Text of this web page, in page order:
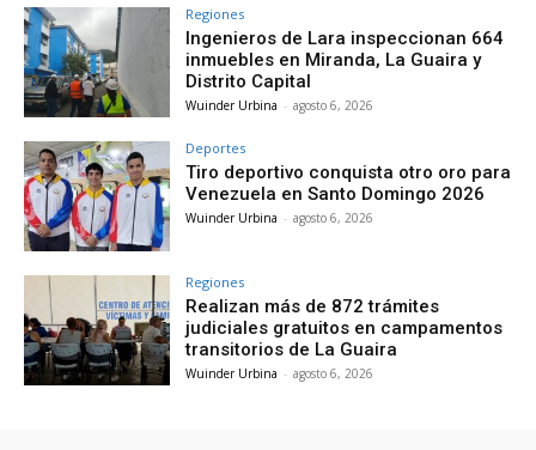
Regiones
Ingenieros de Lara inspeccionan 664
inmuebles en Miranda, La Guaira y
Distrito Capital
Wuinder Urbina - agosto 6, 2026
Deportes
Tiro deportivo conquista otro oro para
Venezuela en Santo Domingo 2026
Wuinder Urbina - agosto 6, 2026
Regiones
Realizan más de 872 trámites
judiciales gratuitos en campamentos
transitorios de La Guaira
Wuinder Urbina - agosto 6, 2026